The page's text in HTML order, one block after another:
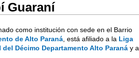
Guaraní
como institución con sede en el Barrio
de Alto Paraná , está afiliado a la Liga
Décimo Departamento Alto Paraná y a